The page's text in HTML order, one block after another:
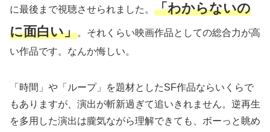
に最後まで視聴させられました。 「わからないの
に面白い」。それくらい映画作品としての総合力が高
い作品です。なんか悔しい。
「時間」や「ループ」を題材としたSF作品ならいくらで
もありますが、演出が斬新過ぎて追いきれません。逆再生
を多用した演出は朧気ながら理解できても、ボーっと眺め